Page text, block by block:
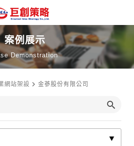
案例展示
Demonstration
網站架設 金蔘股份有限公司